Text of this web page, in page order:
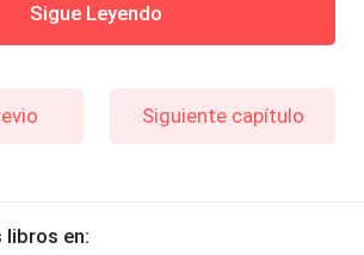
Sigue Leyendo
Siguiente capítulo
libros en: